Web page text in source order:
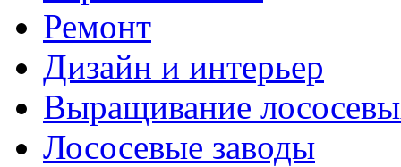
Ремонт
Дизайн и интерьер
Выращивание
Лососевые заводы